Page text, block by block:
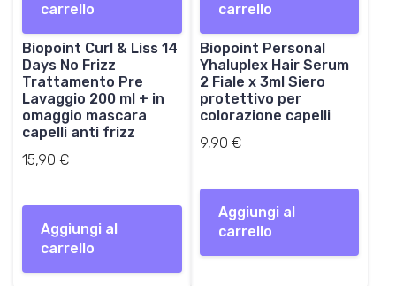
carrello
Biopoint Curl & Liss 14
Days No Frizz
Trattamento Pre
Lavaggio 200 ml + in
omaggio mascara
capelli anti frizz
15,90 €
Aggiungi al
carrello
carrello
Biopoint Personal
Yhaluplex Hair Serum
2 Fiale x 3ml Siero
protettivo per
colorazione capelli
9,90 €
Aggiungi al
carrello